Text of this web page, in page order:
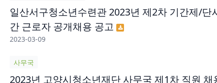
일산서구청소년수련관 2023년 제2차 기간제/단
간 근로자 공개채용 공고
2023-03-09
사무국
2023년 고양시청소년재단 사무국 제1차 직원 채